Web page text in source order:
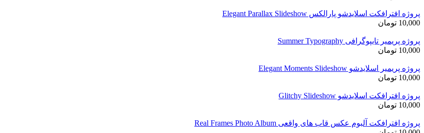
پروژه افترافکت اسلایدشو پارالکس Elegant Parallax Slideshow
10,000 تومان
پروژه پریمیر تایپوگرافی Summer Typography
10,000 تومان
پروژه پریمیر اسلایدشو Elegant Moments Slideshow
10,000 تومان
پروژه افترافکت اسلایدشو Glitchy Slideshow
10,000 تومان
پروژه افترافکت آلبوم عکس قاب های واقعی Real Frames Photo Album